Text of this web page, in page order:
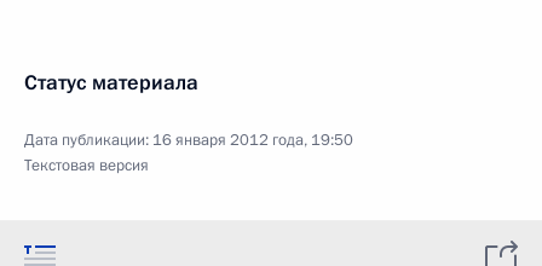
Статус материала
Дата публикации: 16 января 2012 года, 19:50
Текстовая версия